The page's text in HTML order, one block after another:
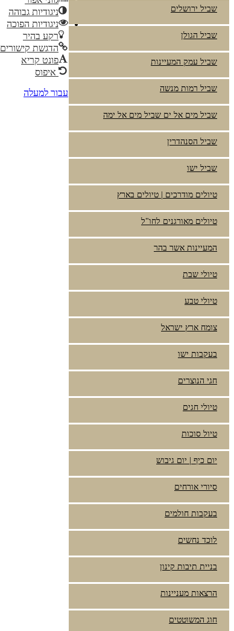
שביל ירושלים
שביל הגולן
שביל עמק המעיינות
שביל רמות מנשה
שביל מים אל ים שביל מים אל ימה
שביל הסנהדרין
שביל ישו
טיולים מודרכים | טיולים בארץ
טיולים מאורגנים לחו"ל
המעיינות אשר בהר
טיולי שבת
טיולי טבע
צומח ארץ ישראל
בעקבות ישו
חגי הנוצרים
טיולי חגים
טיול סוכות
יום כיף | יום גיבוש
סיורי אורחים
בעקבות חולמים
לוכד נחשים
בניית תיבות קינון
הרצאות מעניינות
חוג המשוטטים
ניגודיות גבוהה
ניגודיות הפוכה
רקע בהיר
הדגשת קישורים
פונט קריא
איפוס
עבור למעלה